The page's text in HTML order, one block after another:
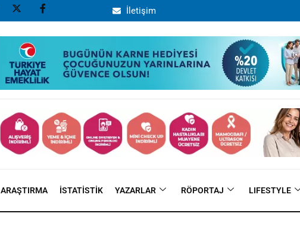
İletişim
ARAŞTIRMA İSTATISTIK YAZARLAR RÖPORTAJ LIFESTYLE